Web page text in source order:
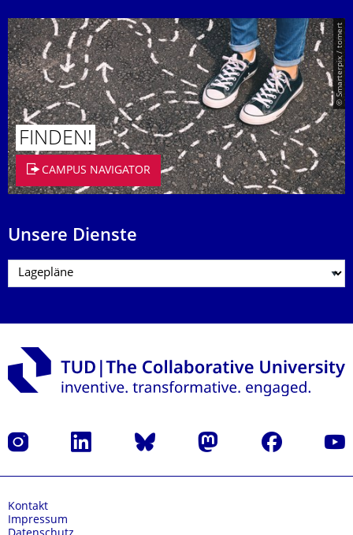
© Smarterpix / tomert
FINDEN!
CAMPUS NAVIGATOR
Unsere Dienste
Instagram LinkedIn Bluesky Mastodon Facebook
Kontakt
Impressum